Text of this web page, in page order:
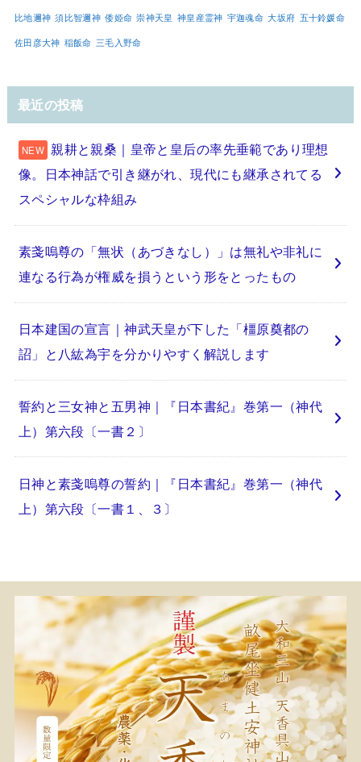
比地邇神 須比智邇神 倭姫命 崇神天皇 神皇産霊神 宇迦魂命 大坂府 五十鈴媛命
佐田彦大神 稲飯命 三毛入野命
最近の投稿
親耕と親桑｜皇帝と皇后の率先垂範であり理想
像。日本神話で引き継がれ、現代にも継承されてる
スペシャルな枠組み
素戔嗚尊の「無状（あづきなし）」は無礼や非礼に
連なる行為が権威を損うという形をとったもの
日本建国の宣言｜神武天皇が下した「橿原奠都の
詔」と八紘為宇を分かりやすく解説します
誓約と三女神と五男神｜『日本書紀』巻第一（神代
上）第六段〔一書２〕
日神と素戔嗚尊の誓約｜『日本書紀』巻第一（神代
上）第六段〔一書１、３〕